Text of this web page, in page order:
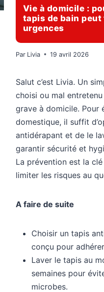
Vie à domicile :
tapis de bain peut
urgences
Par Livia 19 avril 2026
Salut c’est Livia. Un
choisi ou mal
grave à domicile. Pour
domestique, il suffit
antidérapant et de le
garantir sécurité et
La prévention est la
limiter les risques au
A faire de suite
Choisir un tapis
conçu pour
Laver le tapis au
semaines pour
microbes.